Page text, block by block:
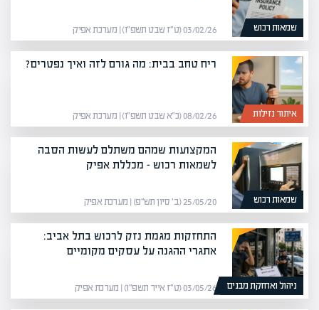
שמאות רכוש 03/02/26 (ט״ז שבט תשפ״ו) | מערכת אפיק
איתור נזילות
ריח טחב בבית: מה גורם לזה ואיך נפטרים?
08/02/26 (כ״א שבט תשפ״ו) | מערכת אפיק
שמאות רכוש
המקצועות שמהם משתלם לעשות הסבה
לשמאות רכוש – מכללת אפיק
25/05/20 (ב׳ סיון תש״פ) | מערכת אפיק
ניהול ואחזקת מבנים
התחזקות מגמת נזק לרכוש בתל אביב:
אתגרי ההגנה על עסקים מקומיים
03/05/26 (ט״ז אייר תשפ״ו) | מערכת אפיק